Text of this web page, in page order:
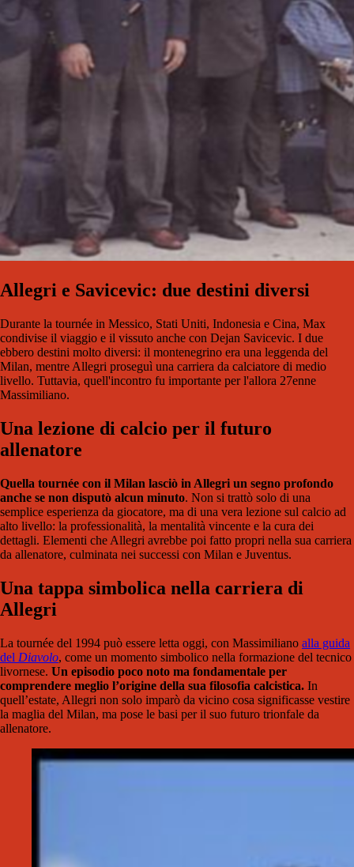
Allegri e Savicevic: due destini diversi
Durante la tournée in Messico, Stati Uniti, Indonesia e Cina, Max
condivise il viaggio e il vissuto anche con Dejan Savicevic. I due
ebbero destini molto diversi: il montenegrino era una leggenda del
Milan, mentre Allegri proseguì una carriera da calciatore di medio
livello. Tuttavia, quell'incontro fu importante per l'allora 27enne
Massimiliano.
Una lezione di calcio per il futuro
allenatore
Quella tournée con il Milan lasciò in Allegri un segno profondo
anche se non disputò alcun minuto. Non si trattò solo di una
semplice esperienza da giocatore, ma di una vera lezione sul calcio ad
alto livello: la professionalità, la mentalità vincente e la cura dei
dettagli. Elementi che Allegri avrebbe poi fatto propri nella sua carriera
da allenatore, culminata nei successi con Milan e Juventus.
Una tappa simbolica nella carriera di
Allegri
La tournée del 1994 può essere letta oggi, con Massimiliano alla guida
del Diavolo, come un momento simbolico nella formazione del tecnico
livornese. Un episodio poco noto ma fondamentale per
comprendere meglio l’origine della sua filosofia calcistica. In
quell’estate, Allegri non solo imparò da vicino cosa significasse vestire
la maglia del Milan, ma pose le basi per il suo futuro trionfale da
allenatore.